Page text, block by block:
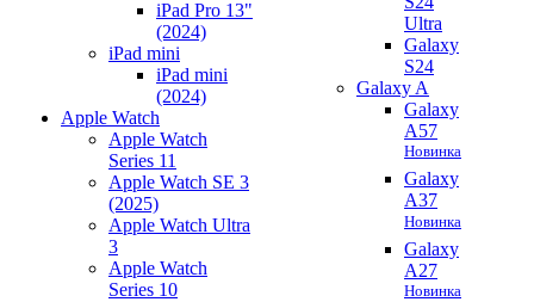
iPad Pro 13"
(2024)
iPad mini
iPad mini
(2024)
Apple Watch
Apple Watch
Series 11
Apple Watch SE 3
(2025)
Apple Watch Ultra
3
Apple Watch
Series 10
Ultra
Galaxy
S24
Galaxy A
Galaxy
A57
Новинка
Galaxy
A37
Новинка
Galaxy
A27
Новинка